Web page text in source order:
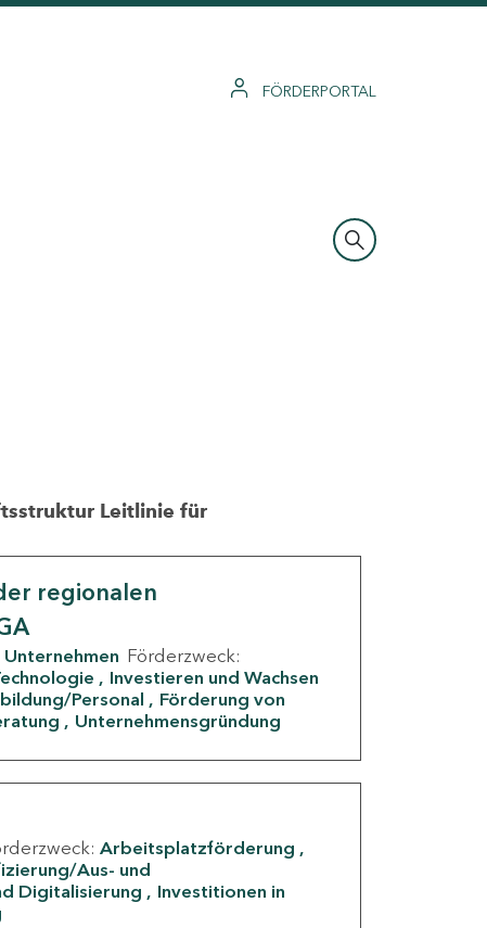
FÖRDERPORTAL
Leitlinie für
regionalen
Unternehmen Förderzweck:
Investieren und Wachsen
Personal
Förderung von
Unternehmensgründung
Arbeitsplatzförderung
Aus- und
Digitalisierung
Investitionen in